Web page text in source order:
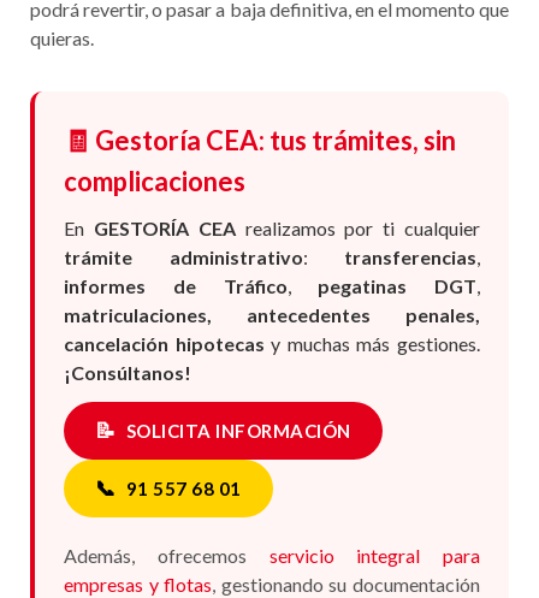
podrá revertir, o pasar a baja definitiva, en el momento que
quieras.
🧾 Gestoría CEA: tus trámites, sin
complicaciones
En GESTORÍA CEArealizamos por ti cualquier
trámite administrativo: transferencias,
informes de Tráfico, pegatinas DGT,
matriculaciones, antecedentes penales,
cancelación hipotecas y muchas más gestiones.
¡Consúltanos!
📝 SOLICITA INFORMACIÓN
📞 91 557 68 01
Además, ofrecemos servicio integral para
empresas y flotas, gestionando su documentación